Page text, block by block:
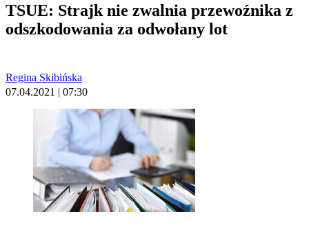
TSUE: Strajk nie zwalnia przewoźnika z
odszkodowania za odwołany lot
Regina Skibińska
07.04.2021 | 07:30